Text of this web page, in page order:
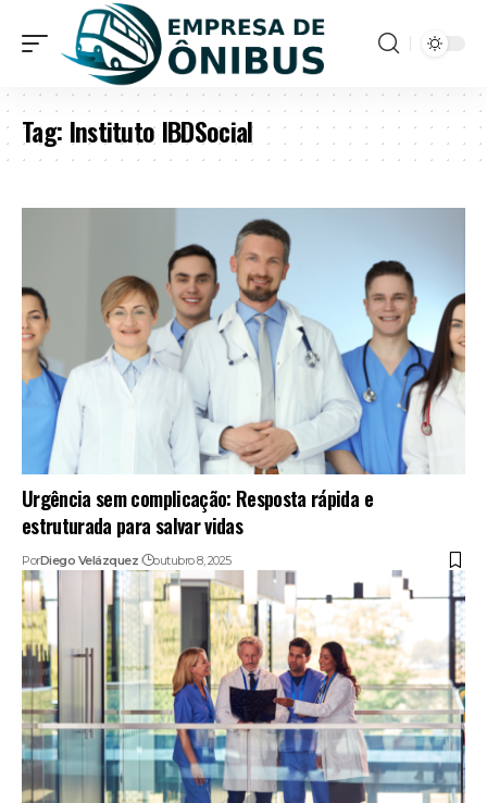
Tag: Instituto IBDSocial
Urgência sem complicação: Resposta rápida e
estruturada para salvar vidas
PorDiego Velázquez outubro 8, 2025